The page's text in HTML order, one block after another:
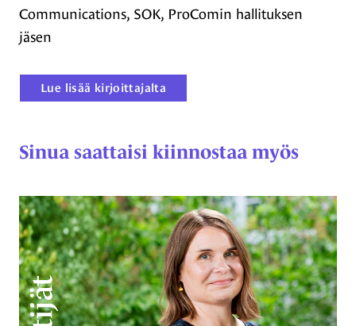
Communications, SOK, ProComin hallituksen
jäsen
Lue lisää kirjoittajalta
Sinua saattaisi kiinnostaa myös